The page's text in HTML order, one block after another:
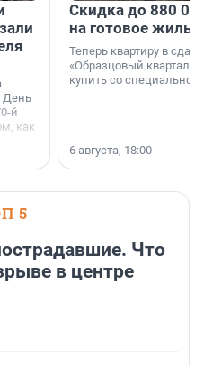
День
й
как
Скидка до 880
на готовое
Теперь квартиру в
«Образцовый квартал
купить со специальной
6 августа, 18:00
5
Что
в центре